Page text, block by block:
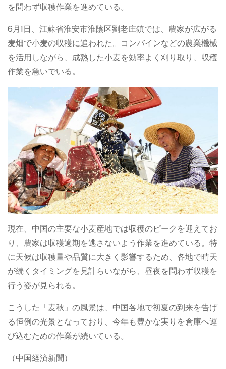
を問わず収穫作業を進めている。
6月1日、江蘇省淮安市淮陰区劉老庄鎮では、農家が広がる
麦畑で小麦の収穫に追われた。コンバインなどの農業機械
を活用しながら、成熟した小麦を効率よく刈り取り、収穫
作業を急いでいる。
現在、中国の主要な小麦産地では収穫のピークを迎えてお
り、農家は収穫適期を逃さないよう作業を進めている。特
に天候は収穫量や品質に大きく影響するため、各地で晴天
が続くタイミングを見計らいながら、昼夜を問わず収穫を
行う姿が見られる。
こうした「麦秋」の風景は、中国各地で初夏の到来を告げ
る恒例の光景となっており、今年も豊かな実りを倉庫へ運
び込むための作業が続いている。
（中国経済新聞）